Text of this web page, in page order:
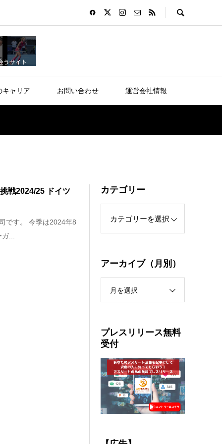
キャリア お問い合わせ 運営会社情報
戦2024/25 ドイツ
です。 今季は2024年8
...
カテゴリー
アーカイブ（月別）
月を選択
プレスリリース無料
受付